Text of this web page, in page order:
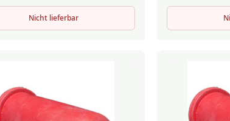
Nicht lieferbar